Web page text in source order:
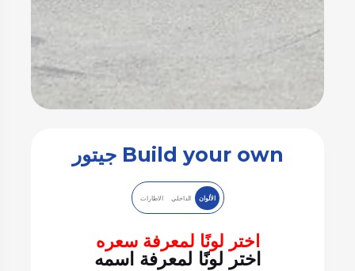
Build your own جيتور
الألوان الداخلي الاطارات
اختر لونًا لمعرفة سعره
اختر لونًا لمعرفة اسمه